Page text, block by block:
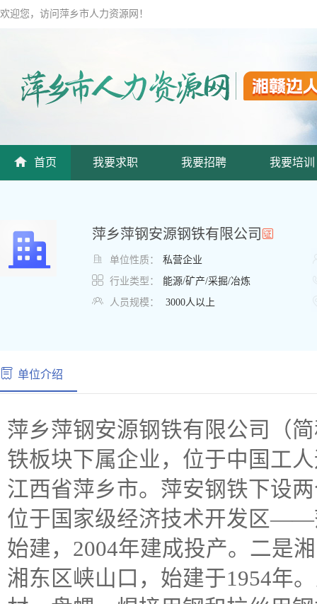
欢迎您，访问萍乡市人力资源网！
首页 我要求职 我要招聘 我要培训
萍乡萍钢安源钢铁有限公司
 单位性质： 私营企业
 行业类型： 能源/矿产/采掘/冶炼
 人员规模： 3000人以上
单位介绍
萍乡萍钢安源钢铁有限公司（
铁板块下属企业，位于中国工
江西省萍乡市。萍安钢铁下设
位于国家级经济技术开发区——
始建，2004年建成投产。二是
湘东区峡山口，始建于1954年